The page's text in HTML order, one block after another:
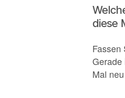
diese
Fassen
Gerade
Mal